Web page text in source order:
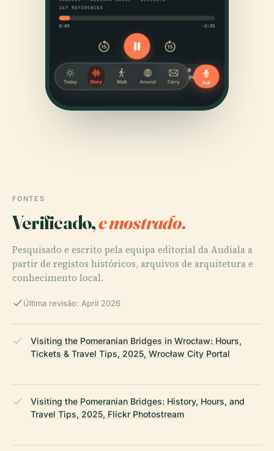
FONTES
Verificado,e mostrado.
Pesquisado e escrito pela equipa editorial da Audiala a
partir de registos históricos, arquivos de arquitetura e
conhecimento local.
Última revisão: April 2026
Visiting the Pomeranian Bridges in Wrocław: Hours,
Tickets & Travel Tips, 2025, Wrocław City Portal
Visiting the Pomeranian Bridges: History, Hours, and
Travel Tips, 2025, Flickr Photostream